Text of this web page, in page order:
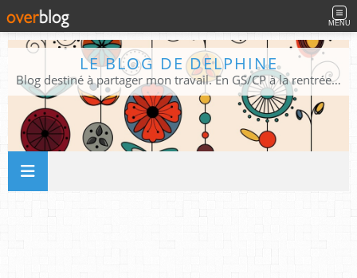
MENU
LE BLOG DE DELPHINE
Blog destiné à partager mon travail. En GS/CP à la rentrée 2026/2027 !